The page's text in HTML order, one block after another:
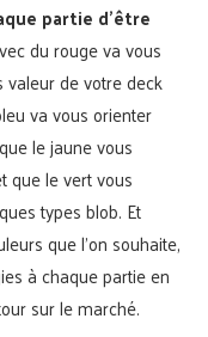
partie d’être
du rouge va vous
de votre deck
va vous orienter
le jaune vous
que le vert vous
types blob. Et
que l’on souhaite,
à chaque partie en
sur le marché.